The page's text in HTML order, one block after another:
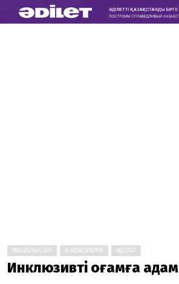
ЖАҢАЛЫҚТАР A-NEWSPAPER ӘДІЛЕТ
Инклюзивті қоғамға қадам